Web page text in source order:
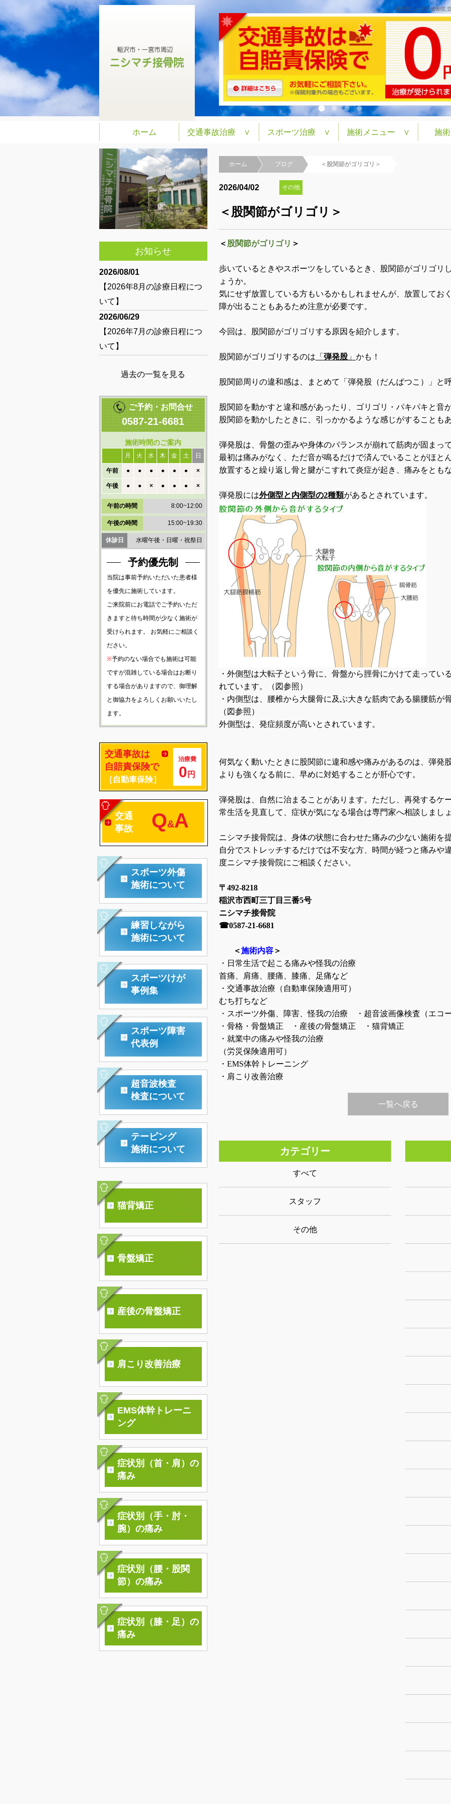
稲沢市ニシマチ接骨院,
ホーム 交通事故治療 ∨ スポーツ治療 ∨ 施術メニュー ∨ 施
お知らせ
2026/08/01
【2026年8月の診療日程につ
いて】
2026/06/29
【2026年7月の診療日程につ
いて】
過去の一覧を見る
ご予約・お問合せ
0587-21-6681
施術時間のご案内
月 火 水 木 金 土 日
午前 ● ● ● ● ● ● ×
午後 ● ● × ● ● ● ×
午前の時間 8:00~12:00
午後の時間 15:00~19:30
休診日 水曜午後・日曜・祝祭日
予約優先制
当院は事前予約いただいた患者様
を優先に施術しています。
ご来院前にお電話でご予約いただ
きますと待ち時間が少なく施術が
受けられます。 お気軽にご相談く
ださい。
※予約のない場合でも施術は可能
ですが混雑している場合はお断り
する場合がありますので、御理解
と御協力をよろしくお願いいたし
ます。
交通事故は
自賠責保険で
［自動車保険］
治療費
0 円
交通
事故
Q&A
スポーツ外傷
施術について
練習しながら
施術について
スポーツけが
事例集
スポーツ障害
代表例
超音波検査
検査について
テーピング
施術について
猫背矯正
骨盤矯正
産後の骨盤矯正
肩こり改善治療
EMS体幹トレーニ
ング
症状別（首・肩）の
痛み
症状別（手・肘・
腕）の痛み
症状別（腰・股関
節）の痛み
症状別（膝・足）の
痛み
ホーム ブログ ＜股関節がゴリゴリ＞
2026/04/02 その他
＜股関節がゴリゴリ＞
＜ 股関節がゴリゴリ ＞
歩いているときやスポーツをしているとき、股関節がゴリゴリ
ょうか。
気にせず放置している方もいるかもしれませんが、放置してお
障が出ることもあるため注意が必要です。
今回は、股関節がゴリゴリする原因を紹介します。
股関節がゴリゴリするのは 「 弾発股」 かも！
股関節周りの違和感は、まとめて「弾発股（だんぱつこ）」と
股関節を動かすと違和感があったり、ゴリゴリ・パキパキと音
股関節を動かしたときに、引っかかるような感じがすることも
弾発股は、骨盤の歪みや身体のバランスが崩れて筋肉が固まっ
最初は痛みがなく、ただ音が鳴るだけで済んでいることがほと
放置すると繰り返し骨と腱がこすれて炎症が起き、痛みをとも
弾発股には外側型と内側型の2種類があるとされています。
・外側型は大転子という骨に、骨盤から脛骨にかけて走ってい
れています。（図参照）
・ 内側型は、腰椎から大腿骨に及ぶ大きな筋肉である腸腰筋が
（図参照）
外側型は、発症頻度が高いとされています。
何気なく動いたときに股関節に違和感や痛みがあるのは、弾発
よりも強くなる前に、早めに対処することが肝心です。
弾発股は、自然に治まることがあります。ただし、再発するケ
常生活を見直して、症状が気になる場合は専門家へ相談しまし
ニシマチ接骨院は、身体の状態に合わせた痛みの少ない施術を
自分でストレッチするだけでは不安な方、時間が経つと痛みや
度ニシマチ接骨院にご相談ください。
〒 492-8218
稲沢市西町三丁目三番5号
ニシマチ接骨院
☎0587-21-6681
＜施術内容＞
・日常生活で起こる痛みや怪我の治療
首痛、肩痛、腰痛、膝痛、足痛など
・交通事故治療（自動車保険適用可）
むち打ちなど
・スポーツ外傷、障害、怪我の治療 ・超音波画像検査（エコ
・骨格・骨盤矯正 ・産後の骨盤矯正 ・猫背矯正
・就業中の痛みや怪我の治療
（労災保険適用可）
・ EMS体幹トレーニング
・肩こり改善治療
一覧へ戻る
カテゴリー
すべて
スタッフ
その他